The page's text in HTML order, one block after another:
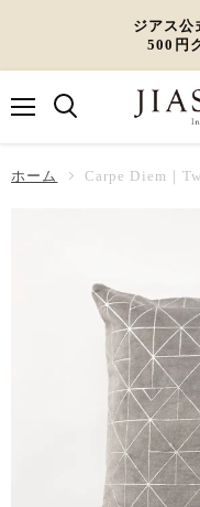
ジアス
500円
ー
ホーム Carpe Diem｜